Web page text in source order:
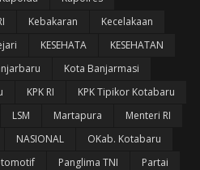
Kebakaran
Kecelakaan
KESEHATA
KESEHATAN
Kota Banjarmasi
KPK RI
KPK Tipikor Kotabaru
LSM Martapura
Menteri RI
NASIONAL
OKab. Kotabaru
Panglima TNI
Partai